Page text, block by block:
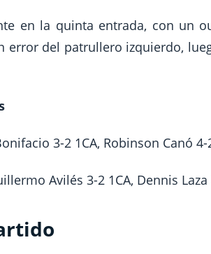
en la quinta entrada, con un
error del patrullero izquierdo,
3-2 1CA, Robinson Canó
Avilés 3-2 1CA, Dennis